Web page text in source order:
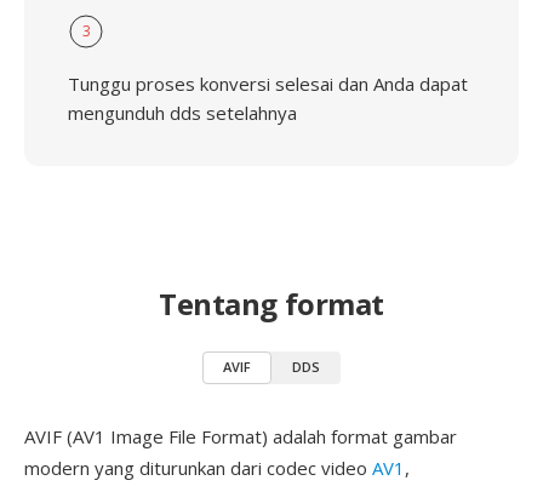
3
Tunggu proses konversi selesai dan Anda dapat
mengunduh dds setelahnya
Tentang format
AVIF DDS
AVIF (AV1 Image File Format) adalah format gambar
modern yang diturunkan dari codec video AV1 ,